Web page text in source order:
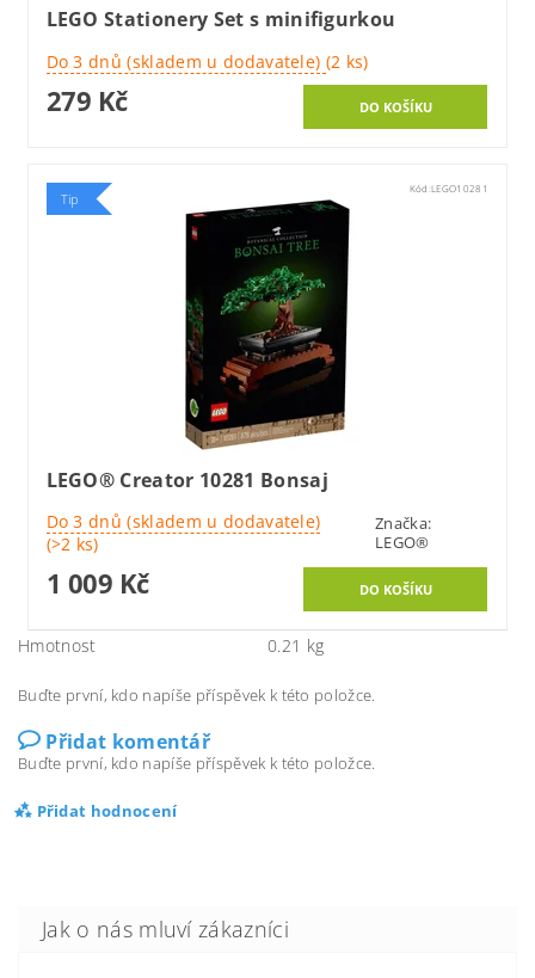
LEGO Stationery Set s minifigurkou
Do 3 dnů (skladem u dodavatele) (2 ks)
279 Kč
Tip
Kód:LEGO10281
LEGO® Creator 10281 Bonsaj
Do 3 dnů (skladem u dodavatele)
(>2 ks)
Značka:
LEGO®
1 009 Kč
Hmotnost 0.21 kg
Buďte první, kdo napíše příspěvek k této položce.
Přidat komentář
Buďte první, kdo napíše příspěvek k této položce.
Přidat hodnocení